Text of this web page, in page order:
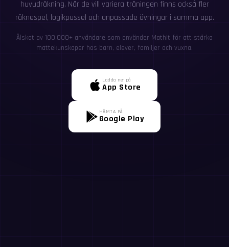
huvudräkning. När de vill variera träningen finns också fler
räknespel, logikpussel och anpassade övningar i samma app.
Älskat av 100,000+ användare som använder MathIt för att stärka
mattekunskaper hos barn, elever, familjer och vuxna.
Ladda ner på
App Store
HÄMTA PÅ
Google Play